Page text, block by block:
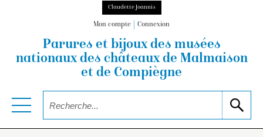
Claudette Joannis
Mon compte Connexion
Parures et bijoux des musées
nationauxdes châteaux de Malmaison
et de Compiègne